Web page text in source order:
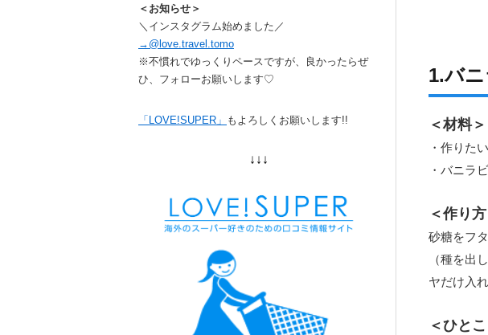
1.バ
＜材料＞
・作りた
・バニラ
＜作り方
砂糖をフ
（種を出
ヤだけ入
＜ひと
＜お知らせ＞
＼インスタグラム始めました／
→@love.travel.tomo
※不慣れでゆっくりペースですが、良かったらぜ
ひ、フォローお願いします♡
「LOVE!SUPER」 もよろしくお願いします!!
↓↓↓